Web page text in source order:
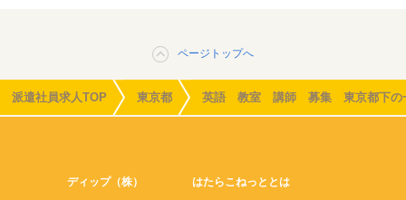
ページトップへ
派遣社員求人TOP 東京都 英語 教室 講師 募集 東京都下の
ディップ（株） はたらこねっととは